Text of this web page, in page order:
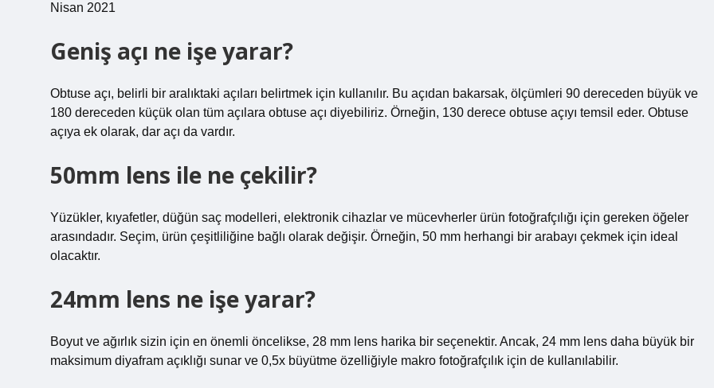
Nisan 2021
Geniş açı ne işe yarar?
Obtuse açı, belirli bir aralıktaki açıları belirtmek için kullanılır. Bu açıdan bakarsak, ölçümleri 90 dereceden büyük ve
180 dereceden küçük olan tüm açılara obtuse açı diyebiliriz. Örneğin, 130 derece obtuse açıyı temsil eder. Obtuse
açıya ek olarak, dar açı da vardır.
50mm lens ile ne çekilir?
Yüzükler, kıyafetler, düğün saç modelleri, elektronik cihazlar ve mücevherler ürün fotoğrafçılığı için gereken öğeler
arasındadır. Seçim, ürün çeşitliliğine bağlı olarak değişir. Örneğin, 50 mm herhangi bir arabayı çekmek için ideal
olacaktır.
24mm lens ne işe yarar?
Boyut ve ağırlık sizin için en önemli öncelikse, 28 mm lens harika bir seçenektir. Ancak, 24 mm lens daha büyük bir
maksimum diyafram açıklığı sunar ve 0,5x büyütme özelliğiyle makro fotoğrafçılık için de kullanılabilir.